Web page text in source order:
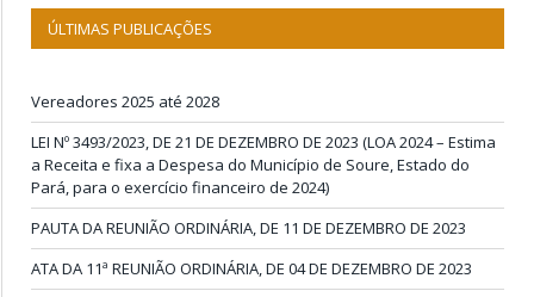
ÚLTIMAS PUBLICAÇÕES
Vereadores 2025 até 2028
LEI Nº 3493/2023, DE 21 DE DEZEMBRO DE 2023 (LOA 2024 – Estima
a Receita e fixa a Despesa do Município de Soure, Estado do
Pará, para o exercício financeiro de 2024)
PAUTA DA REUNIÃO ORDINÁRIA, DE 11 DE DEZEMBRO DE 2023
ATA DA 11ª REUNIÃO ORDINÁRIA, DE 04 DE DEZEMBRO DE 2023